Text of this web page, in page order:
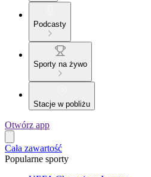
Podcasty
Sporty na żywo
Stacje w pobliżu
Otwórz app
Cała zawartość
Popularne sporty